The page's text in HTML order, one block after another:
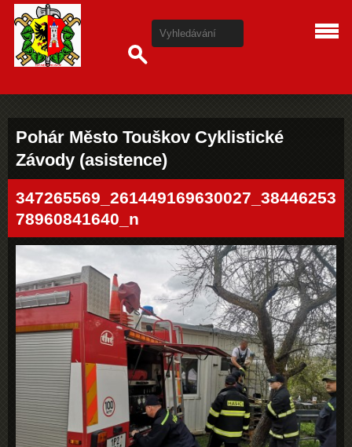
Pohár Město Touškov Cyklistické
Závody (asistence)
347265569_261449169630027_38446253
78960841640_n